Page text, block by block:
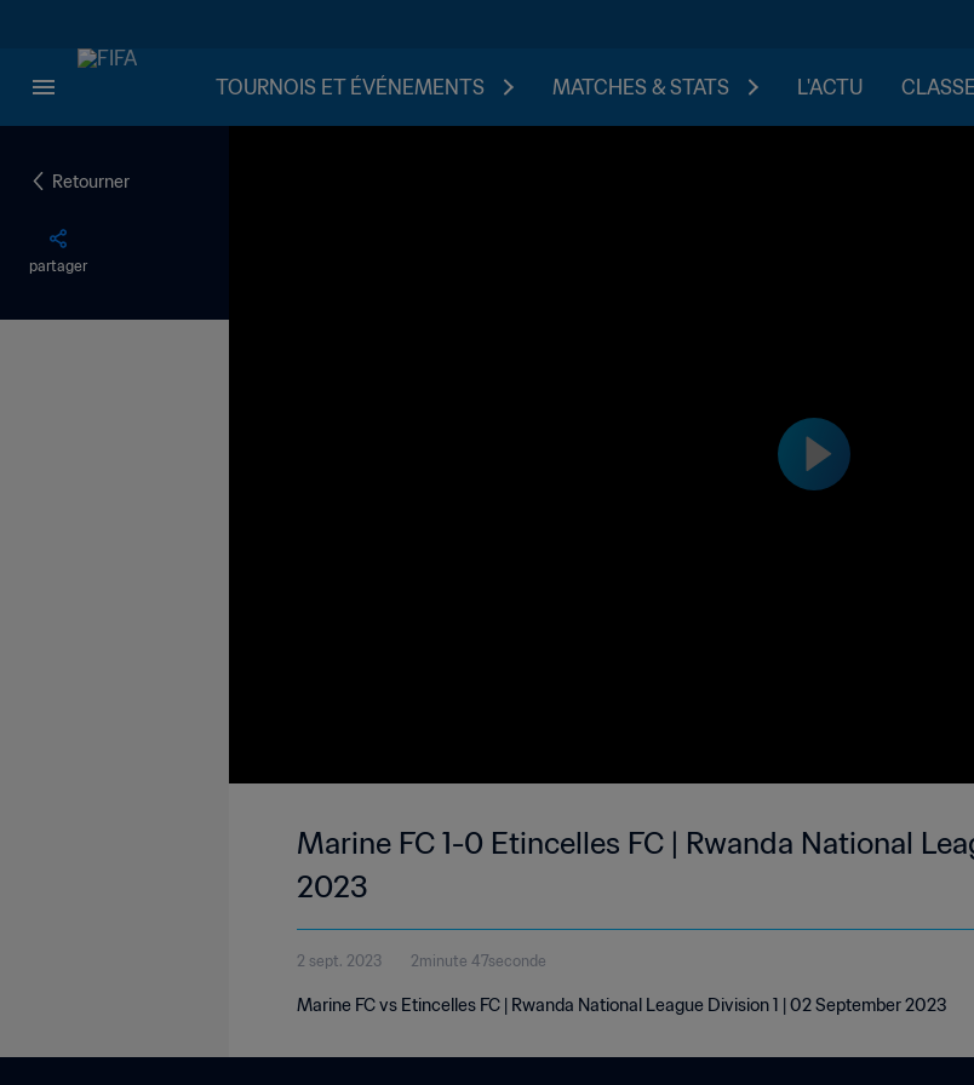
TOURNOIS ET ÉVÉNEMENTS MATCHES & STATS L'ACTU
Retourner
partager
Marine FC 1-0 Etincelles FC | Rwanda National
2023
2 sept. 2023 2minute 47seconde
Marine FC vs Etincelles FC | Rwanda National League Division 1 | 02 September 2023